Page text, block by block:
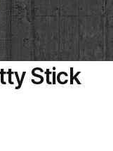
Stick